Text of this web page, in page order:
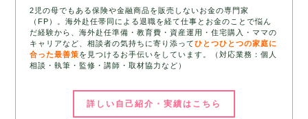
2児の母でもある保険や金融商品を販売しないお金の専門家
（FP）。海外赴任帯同による退職を経て仕事とお金のことで悩ん
だ経験から、海外赴任準備・教育費・資産運用・住宅購入・ママの
キャリアなど、相談者の気持ちに寄り添ってひとつひとつの家庭に
合った最善策を見つけるお手伝いをしています。（対応業務：個人
相談・執筆・監修・講師・取材協力など）
詳しい自己紹介・実績はこちら